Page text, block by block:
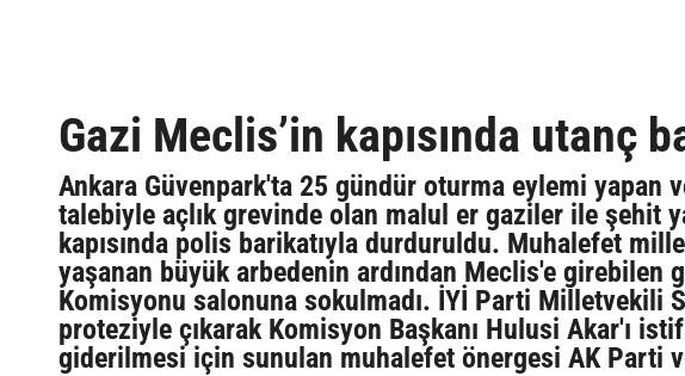
Gazi Meclis’in kapısında utanç
Ankara Güvenpark'ta 25 gündür oturma eylemi yapan
talebiyle açlık grevinde olan malul er gaziler ile şehit
kapısında polis barikatıyla durduruldu. Muhalefet
yaşanan büyük arbedenin ardından Meclis'e girebilen
Komisyonu salonuna sokulmadı. İYİ Parti Milletvekili
proteziyle çıkarak Komisyon Başkanı Hulusi Akar'ı
giderilmesi için sunulan muhalefet önergesi AK Parti